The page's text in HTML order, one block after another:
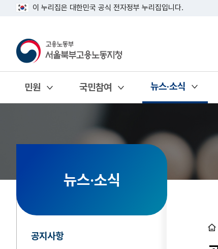
이 누리집은 대한민국 공식 전자정부 누리집입니다.
민원
열기
국민참여
열기
뉴스·소식
열기
뉴스·소식
공지사항